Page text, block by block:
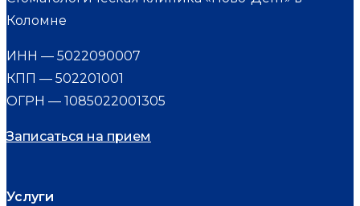
Коломне
ИНН — 5022090007
КПП — 502201001
ОГРН — 1085022001305
Записаться на прием
Услуги